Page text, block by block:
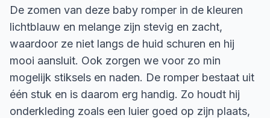
De zomen van deze baby romper in de kleuren
lichtblauw en melange zijn stevig en zacht,
waardoor ze niet langs de huid schuren en hij
mooi aansluit. Ook zorgen we voor zo min
mogelijk stiksels en naden. De romper bestaat uit
één stuk en is daarom erg handig. Zo houdt hij
onderkleding zoals een luier goed op zijn plaats,